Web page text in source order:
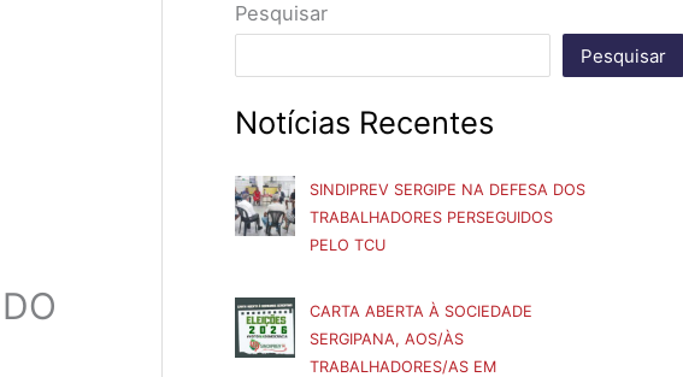
Pesquisar
Pesquisar
Notícias Recentes
SINDIPREV SERGIPE NA DEFESA DOS
TRABALHADORES PERSEGUIDOS
PELO TCU
CARTA ABERTA À SOCIEDADE
SERGIPANA, AOS/ÀS
TRABALHADORES/AS EM